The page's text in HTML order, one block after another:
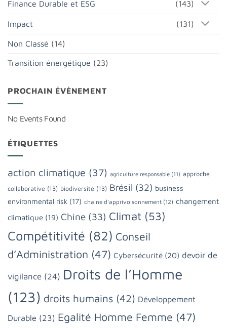
Finance Durable et ESG (143)
Impact (131)
Non Classé (14)
Transition énergétique (23)
PROCHAIN ÉVÈNEMENT
No Events Found
ÉTIQUETTES
action climatique (37) agriculture responsable (11) approche
collaborative (13) biodiversité (13) Brésil (32) business
environmental risk (17) chaine d'apprivoisonnement (12) changement
climatique (19) Chine (33) Climat (53)
Compétitivité (82) Conseil
d’Administration (47) Cybersécurité (20) devoir de
vigilance (24) Droits de l’Homme
(123) droits humains (42) Développement
Durable (23) Egalité Homme Femme (47)